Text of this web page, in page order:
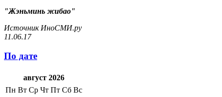
"Жэньминь жибао"
Источник ИноСМИ.ру
11.06.17
По дате
август 2026
Пн Вт Ср Чт Пт Сб Вс